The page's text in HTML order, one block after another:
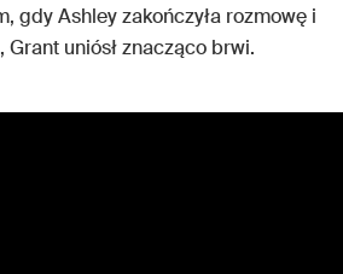
gdy Ashley zakończyła rozmowę i
Grant uniósł znacząco brwi.